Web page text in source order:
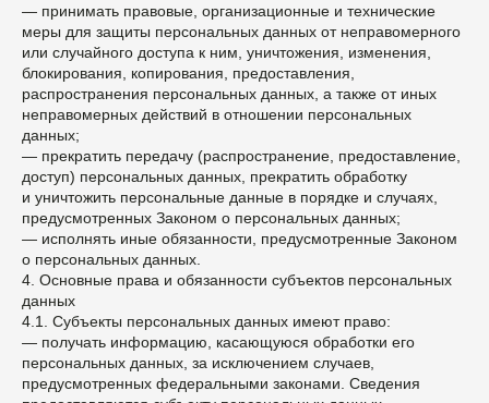
— принимать правовые, организационные и технические
меры для защиты персональных данных от неправомерного
или случайного доступа к ним, уничтожения, изменения,
блокирования, копирования, предоставления,
распространения персональных данных, а также от иных
неправомерных действий в отношении персональных
данных;
— прекратить передачу (распространение, предоставление,
доступ) персональных данных, прекратить обработку
и уничтожить персональные данные в порядке и случаях,
предусмотренных Законом о персональных данных;
— исполнять иные обязанности, предусмотренные Законом
о персональных данных.
4. Основные права и обязанности субъектов персональных
данных
4.1. Субъекты персональных данных имеют право:
— получать информацию, касающуюся обработки его
персональных данных, за исключением случаев,
предусмотренных федеральными законами. Сведения